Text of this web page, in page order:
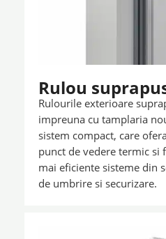
Rulou
Rulourile exterioare
impreuna cu tamplaria
sistem compact, care
punct de vedere termic si
mai eficiente sisteme din
de umbrire si securizare.